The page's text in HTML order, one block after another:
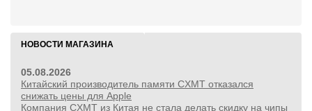
НОВОСТИ МАГАЗИНА
05.08.2026
Китайский производитель памяти CXMT отказался
снижать цены для Apple
Компания CXMT из Китая не стала делать скидку на чипы